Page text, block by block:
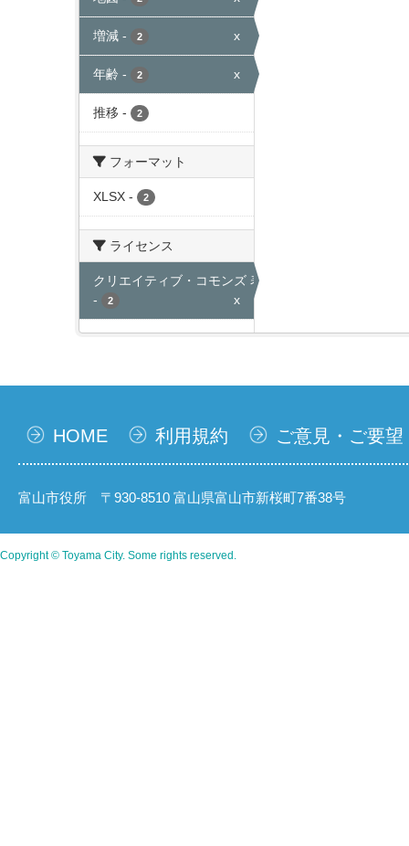
増減 - 2 x
年齢 - 2 x
推移 - 2
フォーマット
XLSX - 2
ライセンス
クリエイティブ・コモンズ 表示
-
2 x
HOME 利用規約 ご意見・ご要望
富山市役所 〒930-8510 富山県富山市新桜町7番38号
Copyright © Toyama City. Some rights reserved.